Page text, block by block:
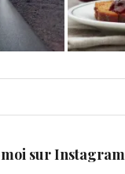
sur Instagram